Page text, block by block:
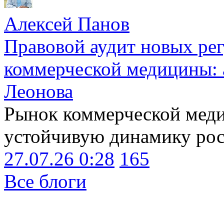
Алексей Панов
Правовой аудит новых
коммерческой медицины:
Леонова
Рынок коммерческой
устойчивую динамику
27.07.26 0:28 165
Все блоги